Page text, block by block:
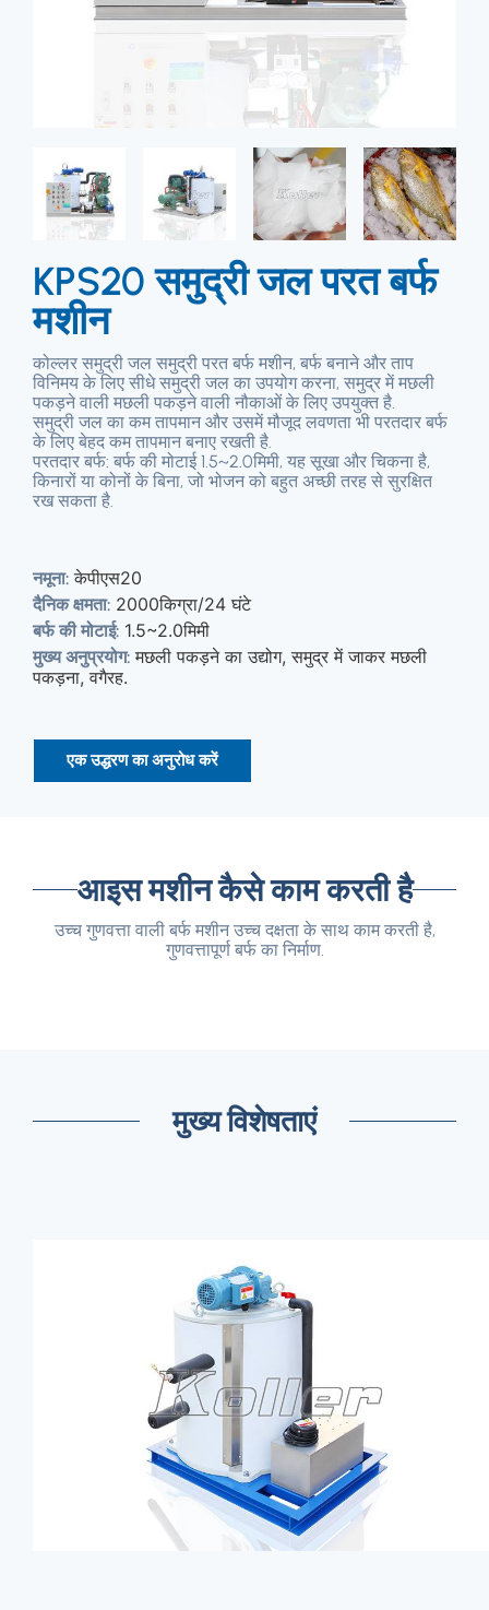
KPS20 समुद्री जल परत बर्फ
मशीन
कोल्लर समुद्री जल समुद्री परत बर्फ मशीन, बर्फ बनाने और ताप
विनिमय के लिए सीधे समुद्री जल का उपयोग करना, समुद्र में मछली
पकड़ने वाली मछली पकड़ने वाली नौकाओं के लिए उपयुक्त है.
समुद्री जल का कम तापमान और उसमें मौजूद लवणता भी परतदार बर्फ
के लिए बेहद कम तापमान बनाए रखती है.
परतदार बर्फ: बर्फ की मोटाई 1.5~2.0मिमी, यह सूखा और चिकना है,
किनारों या कोनों के बिना, जो भोजन को बहुत अच्छी तरह से सुरक्षित
रख सकता है.
नमूना:केपीएस20
दैनिक क्षमता: 2000किग्रा/24 घंटे
बर्फ की मोटाई: 1.5~2.0मिमी
मुख्य अनुप्रयोग:मछली पकड़ने का उद्योग, समुद्र में जाकर मछली
पकड़ना, वगैरह.
एक उद्धरण का अनुरोध करें
आइस मशीन कैसे काम करती है
उच्च गुणवत्ता वाली बर्फ मशीन उच्च दक्षता के साथ काम करती है,
गुणवत्तापूर्ण बर्फ का निर्माण.
मुख्य विशेषताएं